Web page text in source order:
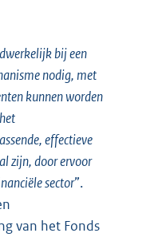
bij een
nodig, met
kunnen worden
het
effectieve
zijn, door ervoor
sector”.
van het Fonds